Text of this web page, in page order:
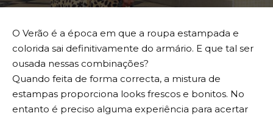
O Verão é a época em que a roupa estampada e
colorida sai definitivamente do armário. E que tal ser
ousada nessas combinações?
Quando feita de forma correcta, a mistura de
estampas proporciona looks frescos e bonitos. No
entanto é preciso alguma experiência para acertar